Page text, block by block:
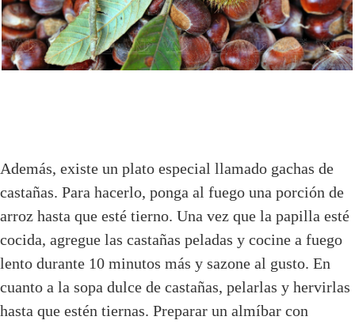
Además, existe un plato especial llamado gachas de
castañas. Para hacerlo, ponga al fuego una porción de
arroz hasta que esté tierno. Una vez que la papilla esté
cocida, agregue las castañas peladas y cocine a fuego
lento durante 10 minutos más y sazone al gusto. En
cuanto a la sopa dulce de castañas, pelarlas y hervirlas
hasta que estén tiernas. Preparar un almíbar con